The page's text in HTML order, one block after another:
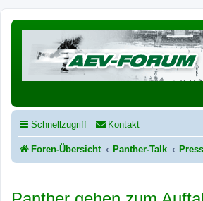
Schnellzugriff Kontakt
Foren-Übersicht Panther-Talk